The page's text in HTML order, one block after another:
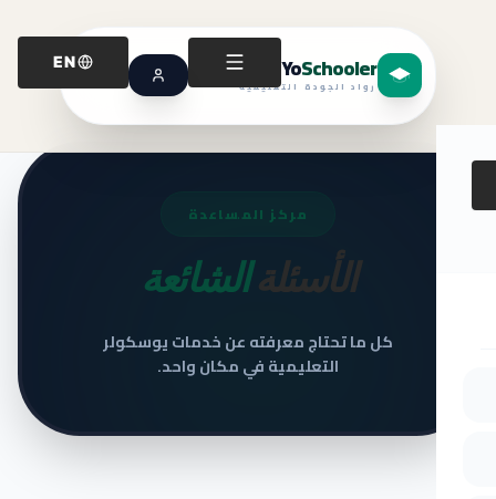
YoSchooler
رواد الجودة التعليمية
EN
مركز المساعدة
الأسئلةالشائعة
كل ما تحتاج معرفته عن خدمات يوسكولر
التعليمية في مكان واحد.